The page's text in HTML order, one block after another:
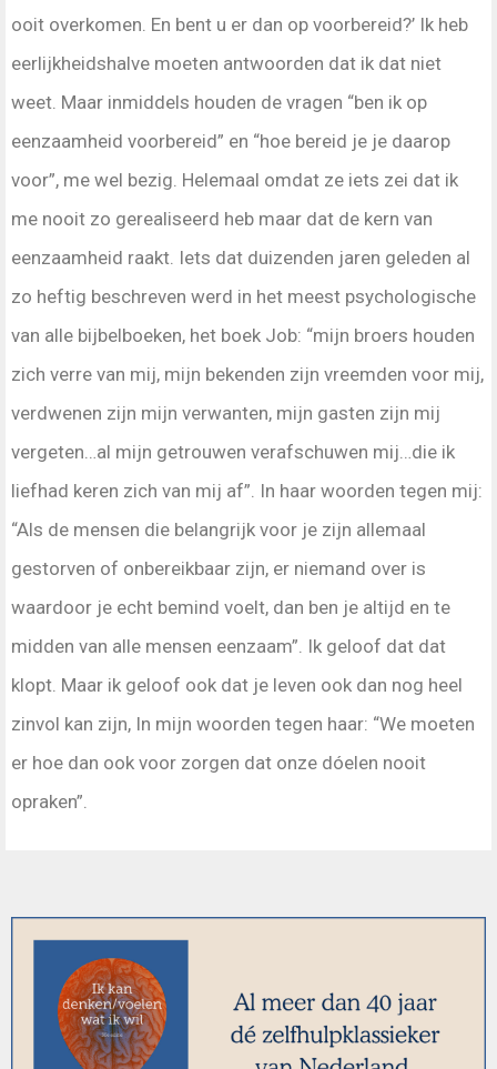
ooit overkomen. En bent u er dan op voorbereid?’ Ik heb
eerlijkheidshalve moeten antwoorden dat ik dat niet
weet. Maar inmiddels houden de vragen “ben ik op
eenzaamheid voorbereid” en “hoe bereid je je daarop
voor”, me wel bezig. Helemaal omdat ze iets zei dat ik
me nooit zo gerealiseerd heb maar dat de kern van
eenzaamheid raakt. Iets dat duizenden jaren geleden al
zo heftig beschreven werd in het meest psychologische
van alle bijbelboeken, het boek Job: “mijn broers houden
zich verre van mij, mijn bekenden zijn vreemden voor mij,
verdwenen zijn mijn verwanten, mijn gasten zijn mij
vergeten…al mijn getrouwen verafschuwen mij…die ik
liefhad keren zich van mij af”. In haar woorden tegen mij:
“Als de mensen die belangrijk voor je zijn allemaal
gestorven of onbereikbaar zijn, er niemand over is
waardoor je echt bemind voelt, dan ben je altijd en te
midden van alle mensen eenzaam”. Ik geloof dat dat
klopt. Maar ik geloof ook dat je leven ook dan nog heel
zinvol kan zijn, In mijn woorden tegen haar: “We moeten
er hoe dan ook voor zorgen dat onze dóelen nooit
opraken”.